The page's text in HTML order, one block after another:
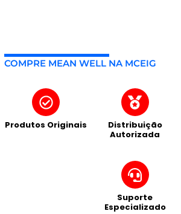
COMPRE MEAN WELL NA MCEIG
Produtos Originais
Distribuição
Autorizada
Suporte
Especializado